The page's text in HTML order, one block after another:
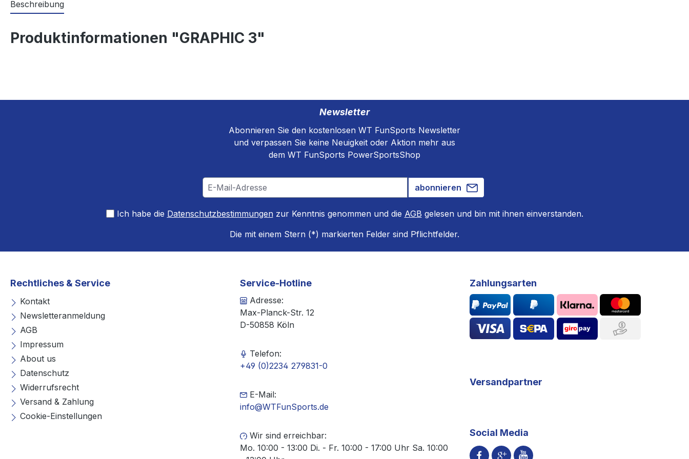
Beschreibung
Produktinformationen "GRAPHIC 3"
Newsletter
Abonnieren Sie den kostenlosen WT FunSports Newsletter
und verpassen Sie keine Neuigkeit oder Aktion mehr aus
dem WT FunSports PowerSportsShop
abonnieren
Ich habe die Datenschutzbestimmungenzur Kenntnis genommen und die AGB gelesen und bin mit ihnen einverstanden.
Die mit einem Stern (*) markierten Felder sind Pflichtfelder.
Rechtliches & Service
Kontakt
Newsletteranmeldung
AGB
Impressum
About us
Datenschutz
Widerrufsrecht
Versand & Zahlung
Cookie-Einstellungen
Service-Hotline
Adresse:
Max-Planck-Str. 12
D-50858 Köln
Telefon:
+49 (0)2234 279831-0
E-Mail:
info@WTFunSports.de
Wir sind erreichbar:
Mo. 10:00 - 13:00 Di. - Fr. 10:00 - 17:00 Uhr Sa. 10:00
Zahlungsarten
Versandpartner
Social Media